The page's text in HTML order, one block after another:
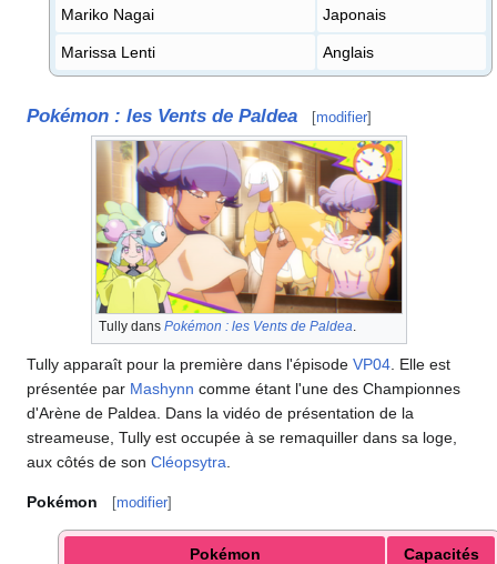
Mariko Nagai Japonais
Marissa Lenti Anglais
Pokémon : les Vents de Paldea [modifier]
Tully dans Pokémon : les Vents de Paldea
Tully apparaît pour la première dans l'épisode VP04 . Elle est
présentée par Mashynn comme étant l'une des Championnes
d'Arène de Paldea. Dans la vidéo de présentation de la
streameuse, Tully est occupée à se remaquiller dans sa loge,
aux côtés de son Cléopsytra
Pokémon [modifier]
Pokémon Capacités